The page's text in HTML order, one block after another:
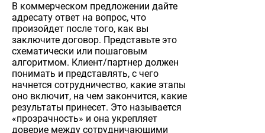
В коммерческом предложении дайте
адресату ответ на вопрос, что
произойдет после того, как вы
заключите договор. Представьте это
схематически или пошаговым
алгоритмом. Клиент/партнер должен
понимать и представлять, с чего
начнется сотрудничество, какие этапы
оно включит, на чем закончится, какие
результаты принесет. Это называется
«прозрачность» и она укрепляет
доверие между сотрудничающими